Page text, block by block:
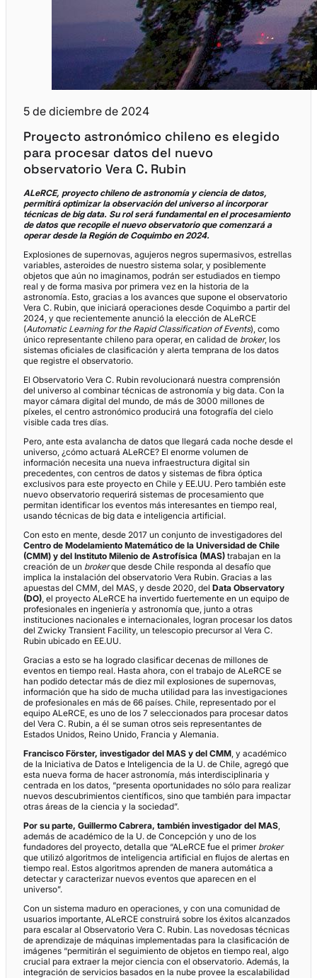
5 de diciembre de 2024
Proyecto astronómico chileno es elegido
para procesar datos del nuevo
observatorio Vera C. Rubin
ALeRCE, proyecto chileno de astronomía y ciencia de datos,
permitirá optimizar la observación del universo al incorporar
técnicas de big data. Su rol será fundamental en el procesamiento
de datos que recopile el nuevo observatorio que comenzará a
operar desde la Región de Coquimbo en 2024.
Explosiones de supernovas, agujeros negros supermasivos, estrellas
variables, asteroides de nuestro sistema solar, y posiblemente
objetos que aún no imaginamos, podrán ser estudiados en tiempo
real y de forma masiva por primera vez en la historia de la
astronomía. Esto, gracias a los avances que supone el observatorio
Vera C. Rubin, que iniciará operaciones desde Coquimbo a partir del
2024, y que recientemente anunció la elección de ALeRCE
(Automatic Learning for the Rapid Classification of Events), como
único representante chileno para operar, en calidad de broker, los
sistemas oficiales de clasificación y alerta temprana de los datos
que registre el observatorio.
El Observatorio Vera C. Rubin revolucionará nuestra comprensión
del universo al combinar técnicas de astronomía y big data. Con la
mayor cámara digital del mundo, de más de 3000 millones de
píxeles, el centro astronómico producirá una fotografía del cielo
visible cada tres días.
Pero, ante esta avalancha de datos que llegará cada noche desde el
universo, ¿cómo actuará ALeRCE? El enorme volumen de
información necesita una nueva infraestructura digital sin
precedentes, con centros de datos y sistemas de fibra óptica
exclusivos para este proyecto en Chile y EE.UU. Pero también este
nuevo observatorio requerirá sistemas de procesamiento que
permitan identificar los eventos más interesantes en tiempo real,
usando técnicas de big data e inteligencia artificial.
Con esto en mente, desde 2017 un conjunto de investigadores del
Centro de Modelamiento Matemático de la Universidad de Chile
(CMM) y del Instituto Milenio de Astrofísica (MAS) trabajan en la
creación de un brokerque desde Chile responda al desafío que
implica la instalación del observatorio Vera Rubin. Gracias a las
apuestas del CMM, del MAS, y desde 2020, del Data Observatory
(DO), el proyecto ALeRCE ha invertido fuertemente en un equipo de
profesionales en ingeniería y astronomía que, junto a otras
instituciones nacionales e internacionales, logran procesar los datos
del Zwicky Transient Facility, un telescopio precursor al Vera C.
Rubin ubicado en EE.UU.
Gracias a esto se ha logrado clasificar decenas de millones de
eventos en tiempo real. Hasta ahora, con el trabajo de ALeRCE se
han podido detectar más de diez mil explosiones de supernovas,
información que ha sido de mucha utilidad para las investigaciones
de profesionales en más de 66 países. Chile, representado por el
equipo ALeRCE, es uno de los 7 seleccionados para procesar datos
del Vera C. Rubin, a él se suman otros seis representantes de
Estados Unidos, Reino Unido, Francia y Alemania.
Francisco Förster, investigador del MAS y del CMM, y académico
de la Iniciativa de Datos e Inteligencia de la U. de Chile, agregó que
esta nueva forma de hacer astronomía, más interdisciplinaria y
centrada en los datos, “presenta oportunidades no sólo para realizar
nuevos descubrimientos científicos, sino que también para impactar
otras áreas de la ciencia y la sociedad”.
Por su parte, Guillermo Cabrera, también investigador del MAS,
además de académico de la U. de Concepción y uno de los
fundadores del proyecto, detalla que “ALeRCE fue el primer broker
que utilizó algoritmos de inteligencia artificial en flujos de alertas en
tiempo real. Estos algoritmos aprenden de manera automática a
detectar y caracterizar nuevos eventos que aparecen en el
universo”.
Con un sistema maduro en operaciones, y con una comunidad de
usuarios importante, ALeRCE construirá sobre los éxitos alcanzados
para escalar al Observatorio Vera C. Rubin. Las novedosas técnicas
de aprendizaje de máquinas implementadas para la clasificación de
imágenes “permitirán el seguimiento de objetos en tiempo real, algo
crucial para extraer la mejor ciencia con el observatorio. Además, la
integración de servicios basados en la nube provee la escalabilidad